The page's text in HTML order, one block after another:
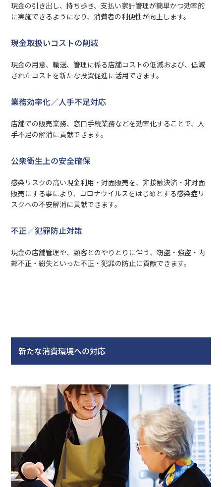
現金の引き出し、持ち歩き、支払い家計管理が簡単かつ効率的
に実施できるようになり、消費者の利便性が向上します。
現金取扱いコストの削減
現金の用意、輸送、管理に係る店舗コストの低減および、低減
されたコストを新たな投資促進に活用できます。
業務効率化／人手不足対応
店舗での販売業務、窓口手続業務などを効率化することで、人
手不足の解消に貢献できます。
公衆衛生上の安全確保
感染リスクの高い現金利用・対面販売を、非接触決済・非対面
販売にする事により、コロナウイルスをはじめとする感染症リ
スクへの不安解消に貢献できます。
不正／犯罪防止対策
現金の店舗管理や、顧客とのやりとりに伴う、窃盗・強盗・内
部不正・紛失といった不正・犯罪の防止に貢献できます。
新たな消費環境への対応